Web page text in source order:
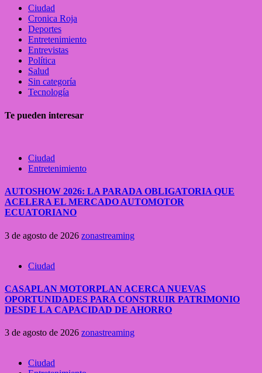
Ciudad
Cronica Roja
Deportes
Entretenimiento
Entrevistas
Política
Salud
Sin categoría
Tecnología
Te pueden interesar
Ciudad
Entretenimiento
AUTOSHOW 2026: LA PARADA OBLIGATORIA QUE
ACELERA EL MERCADO AUTOMOTOR
ECUATORIANO
3 de agosto de 2026 zonastreaming
Ciudad
CASAPLAN MOTORPLAN ACERCA NUEVAS
OPORTUNIDADES PARA CONSTRUIR PATRIMONIO
DESDE LA CAPACIDAD DE AHORRO
3 de agosto de 2026 zonastreaming
Ciudad